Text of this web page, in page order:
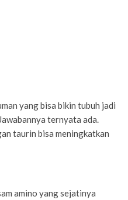
yang bisa bikin tubuh jadi
ternyata ada.
taurin bisa meningkatkan
amino yang sejatinya